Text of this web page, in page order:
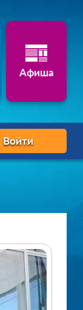
Афиша
Войти